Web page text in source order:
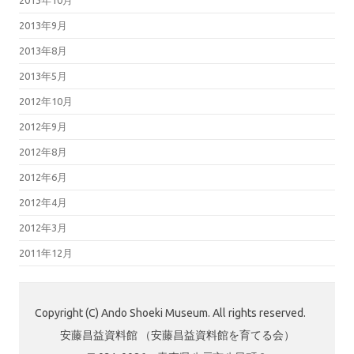
2013年9月
2013年8月
2013年5月
2012年10月
2012年9月
2012年8月
2012年6月
2012年4月
2012年3月
2011年12月
Copyright (C) Ando Shoeki Museum. All rights reserved.
安藤昌益資料館 （安藤昌益資料館を育てる会）